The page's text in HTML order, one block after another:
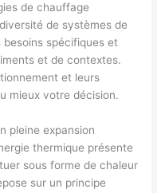
de chauffage
de systèmes de
spécifiques et
et de contextes.
et leurs
mieux votre décision.
pleine expansion
thermique présente
sous forme de chaleur
sur un principe